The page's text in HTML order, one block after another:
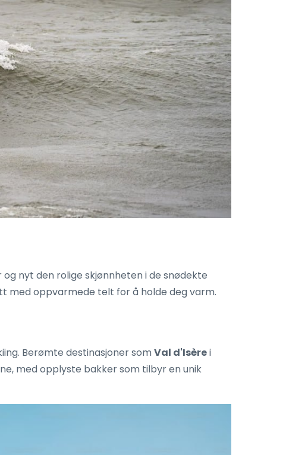
nyt den rolige skjønnheten i de snødekte
med oppvarmede telt for å holde deg varm.
Berømte destinasjoner somVal d'Isèrei
med opplyste bakker som tilbyr en unik